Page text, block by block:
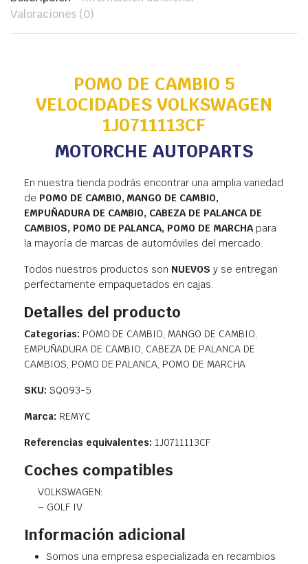
Valoraciones (0)
POMO DE CAMBIO 5
VELOCIDADES VOLKSWAGEN
1J0711113CF
MOTORCHE AUTOPARTS
En nuestra tienda podrás encontrar una amplia variedad
de POMO DE CAMBIO, MANGO DE CAMBIO,
EMPUÑADURA DE CAMBIO, CABEZA DE PALANCA DE
CAMBIOS, POMO DE PALANCA, POMO DE MARCHApara
la mayoría de marcas de automóviles del mercado.
Todos nuestros productos son NUEVOS y se entregan
perfectamente empaquetados en cajas.
Detalles del producto
Categorias: POMO DE CAMBIO, MANGO DE CAMBIO,
EMPUÑADURA DE CAMBIO, CABEZA DE PALANCA DE
CAMBIOS, POMO DE PALANCA, POMO DE MARCHA
SKU: SQ093-5
Marca: REMYC
Referencias equivalentes: 1J0711113CF
Coches compatibles
VOLKSWAGEN:
– GOLF IV
Información adicional
Somos una empresa especializada en recambios